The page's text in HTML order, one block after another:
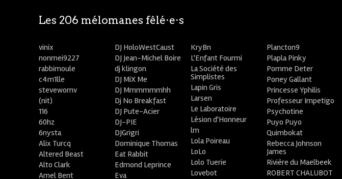
Les 206 mélomanes fêlé⋅e⋅s
vinix
nonmei9227
rabbimoule
c4m1lle
stevewornv
(nit)
116
60hz
6nysta
Alix Turcq
Altered Beast
Alto Clark
Amel Bent
DJ HoloWestCaust
DJ Jean-Michel Boire
dj klingon
DJ MiX Me
DJ Mmmmmmhh
Dj No Breakfast
DJ Pute-Acier
DJ-PIE
DJGrigri
Dominique Thomas
Eat Rabbit
Edmond Leprince
Eva
KryBn
L'Enfant Fourmi
La Société des
Simplistes
Lapin Gris
Larsen
Le Laboratoire
Lésion d'Honneur
lm
Lola Poireau
LoLo
Lolo Tuerie
Lovebot
Plancton9
Plapla Pinky
Pomme Deter
Poney Gallant
Princesse Yphilis
Professeur Impetigo
Psychotine
Puyo Puyo
Quimbokat
Rebecca Johnson
James
Rivière du Maelbeek
ROBERT CHALUBOT